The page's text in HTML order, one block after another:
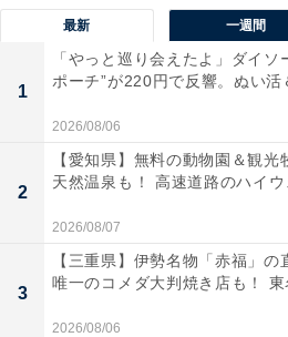
最新 一週間
1
「やっと巡り会えたよ」ダイソ
ポーチ”が220円で反響。ぬい活
2026/08/06
2
【愛知県】無料の動物園＆観光
天然温泉も！ 高速道路のハイウ
2026/08/07
3
【三重県】伊勢名物「赤福」の
唯一のコメダ大判焼き店も！ 東
2026/08/06